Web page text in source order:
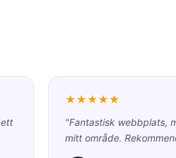
★★★★★
"Fantastisk webbplats,
mitt område.